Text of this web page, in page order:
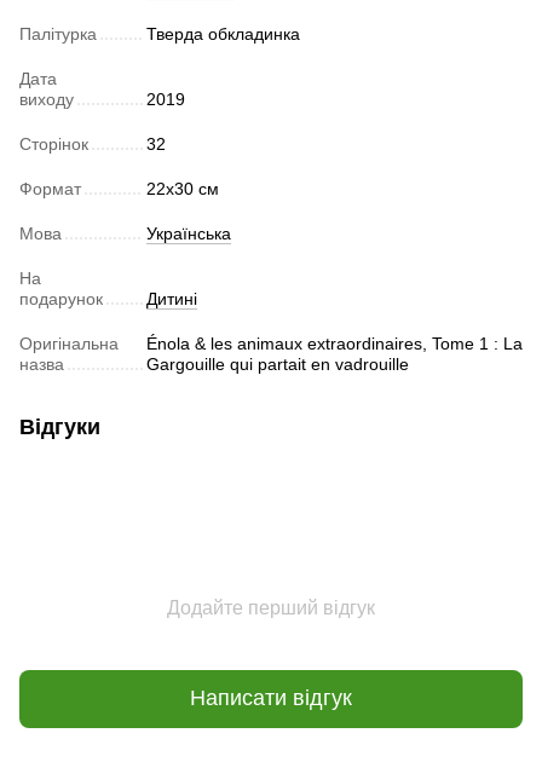
Палітурка Тверда обкладинка
Дата
виходу
2019
Сторінок 32
Формат 22х30 см
Мова Українська
На
подарунок
Дитині
Оригінальна
назва
Énola & les animaux extraordinaires, Tome 1 : La
Gargouille qui partait en vadrouille
Відгуки
Додайте перший відгук
Написати відгук